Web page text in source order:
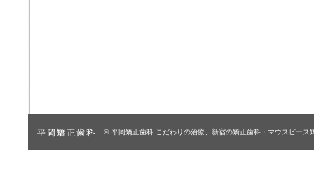
© 平岡矯正歯科 こだわりの治療、新宿の矯正歯科・マウスピース